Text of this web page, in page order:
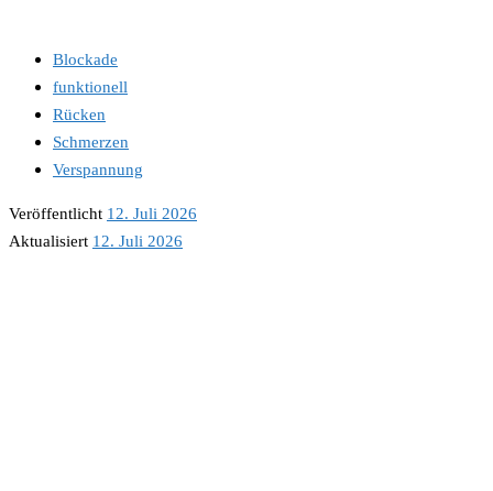
Blockade
funktionell
Rücken
Schmerzen
Verspannung
Veröffentlicht 12. Juli 2026
Aktualisiert 12. Juli 2026